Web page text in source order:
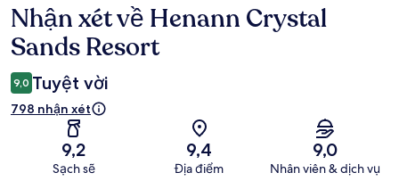
Nhận
xét
Nhận xét về Henann Crystal
Sands Resort
9,0 Tuyệt vời
798 nhận xét
9,2
Sạch sẽ
9,4
Địa điểm
9,0
Nhân viên & dịch vụ